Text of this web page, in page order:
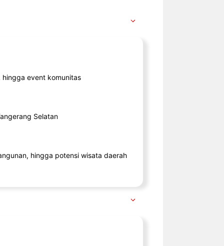
event komunitas
Selatan
hingga potensi wisata daerah